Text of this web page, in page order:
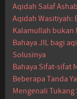
Aqidah Salaf
Aqidah Wasitiyah:
Kalamullah bukan
Bahaya JIL bagi
Solusinya
Bahaya Sifat-sifat
Beberapa Tanda
Mengenali Tukang